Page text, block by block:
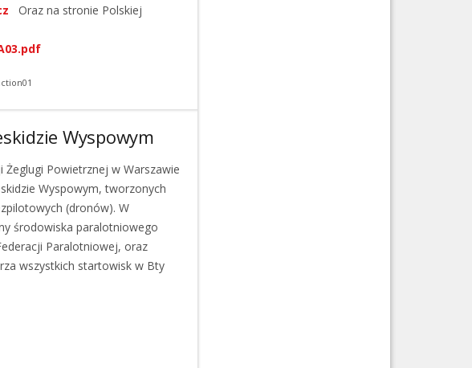
Oraz na stronie Polskiej
Wyspowym
Powietrznej w Warszawie
Wyspowym, tworzonych
(dronów). W
środowiska paralotniowego
Paralotniowej, oraz
wszystkich startowisk w Bty